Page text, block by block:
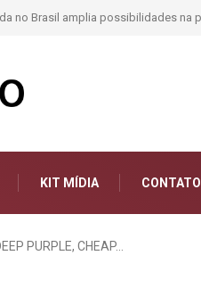
KIT MÍDIA CONTATO
PURPLE, CHEAP…